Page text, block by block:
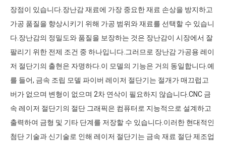
장점이 있습니다.장난감 재료에 가장 중요한 재료 손상을 방지하고
가공 품질을 향상시키기 위해 가공 범위와 재료를 선택할 수 있습니
다.장난감의 정밀도와 품질을 보장하는 것은 장난감이 시장에서 잘
팔리기 위한 전제 조건 중 하나입니다.그러므로 장난감 가공용 레이
저 절단기의 출현은 자명하다.이 모델의 기능은 거의 동일합니다.예
를 들어, 금속 조립 모델 파이버 레이저 절단기는 절개가 매끄럽고
버가 없으며 변형이 없으며 2차 연삭이 필요하지 않습니다.CNC 금
속 레이저 절단기의 절단 그래픽은 컴퓨터로 지능적으로 설계하고
출력하여 금형 및 기타 단계를 저장할 수 있습니다.이러한 현대적인
첨단 기술과 신기술로 인해 레이저 절단기는 금속 재료 절단 제조업